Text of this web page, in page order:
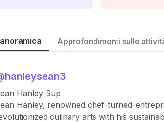
Approfondimenti sulle
hanleysean3
Hanley Sup
Hanley, renowned chef-turned-
culinary arts with his